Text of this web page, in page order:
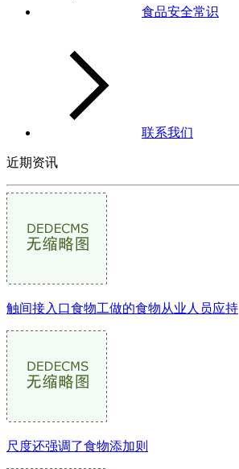
食品安全常识
联系我们
近期资讯
触间接入口食物工做的食物从业人员应持
尺度还强调了食物添加则